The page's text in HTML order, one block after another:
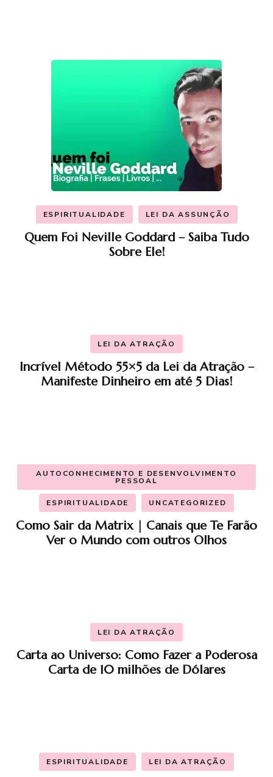
ESPIRITUALIDADE LEI DA ASSUNÇÃO
Quem Foi Neville Goddard – Saiba Tudo
Sobre Ele!
LEI DA ATRAÇÃO
Incrível Método 55×5 da Lei da Atração –
Manifeste Dinheiro em até 5 Dias!
AUTOCONHECIMENTO E DESENVOLVIMENTO
PESSOAL
ESPIRITUALIDADE UNCATEGORIZED
Como Sair da Matrix | Canais que Te Farão
Ver o Mundo com outros Olhos
LEI DA ATRAÇÃO
Carta ao Universo: Como Fazer a Poderosa
Carta de 10 milhões de Dólares
ESPIRITUALIDADE LEI DA ATRAÇÃO